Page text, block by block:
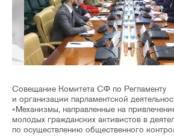
Совещание Комитета СФ по Регламенту
и организации парламентской
«Механизмы, направленные на
молодых гражданских активистов в
по осуществлению общественного